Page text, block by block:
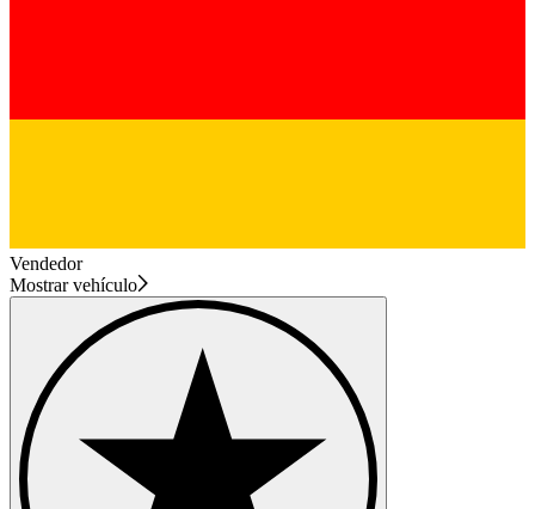
Vendedor
Mostrar vehículo